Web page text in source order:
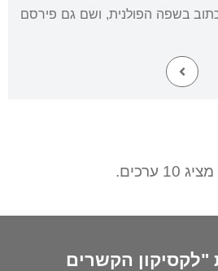
הכתוב בשפה הפולנית, ושם גם פירסם
מציג 10 ערכים.
הקשרים